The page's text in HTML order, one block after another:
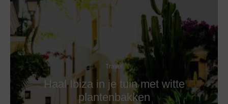
Travel
Haal Ibiza in je tuin met witte
plantenbakken